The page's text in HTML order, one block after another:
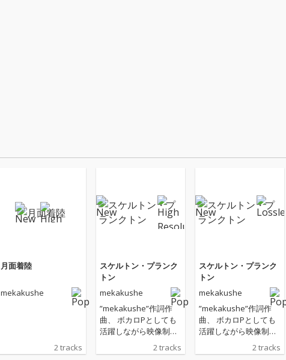
月面着陸
mekakushe
2 tracks
スケルトン・プランク
トン
mekakushe
”mekakushe”作詞作
曲、 ボカロPとしても
活躍しながら映像制作
やDJ活動も行うフロク
ロが編曲を手掛ける。
2 tracks
スケルトン・プランク
トン
mekakushe
”mekakushe”作詞作
曲、 ボカロPとしても
活躍しながら映像制作
やDJ活動も行うフロク
ロが編曲を手掛ける。
2 tracks